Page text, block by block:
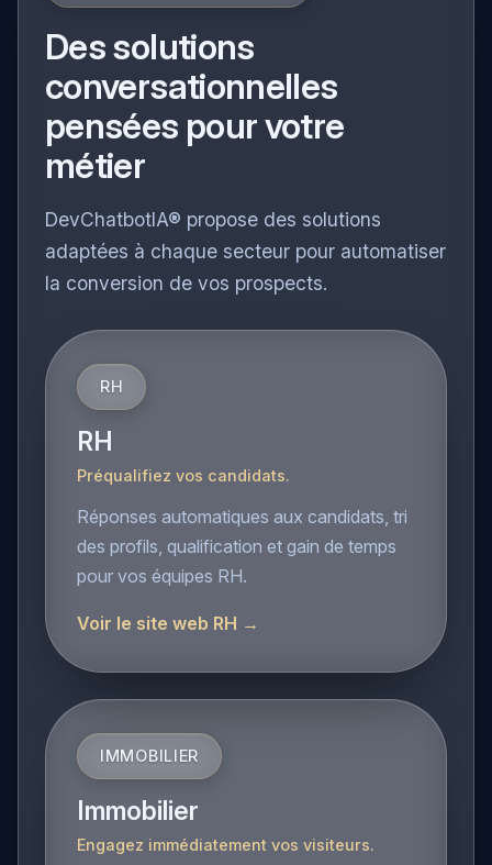
Des solutions
conversationnelles
pensées pour votre
métier
DevChatbotIA® propose des solutions
adaptées à chaque secteur pour automatiser
RH
Préqualifiez vos candidats.
Réponses automatiques aux candidats, tri
des profils, qualification et gain de temps
pour vos équipes RH.
Immobilier